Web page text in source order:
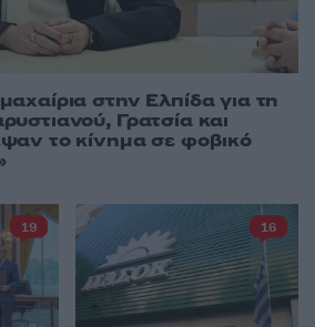
στην Ελπίδα για τη
Γρατσία και
το κίνημα σε φοβικό
19 16